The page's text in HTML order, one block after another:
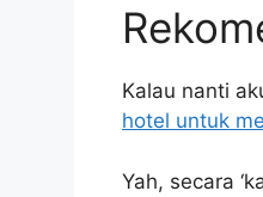
Kalau nanti
hotel untuk
Yah, secara